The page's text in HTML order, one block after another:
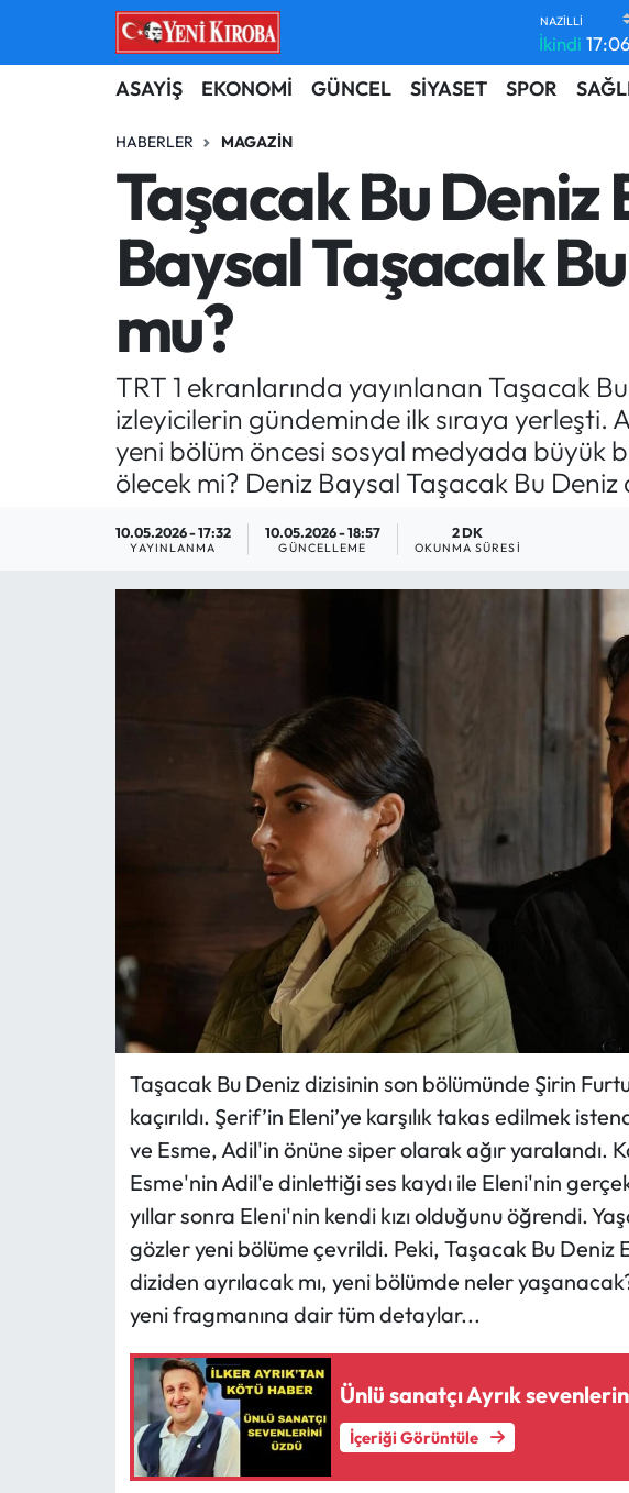
İkindi 17:06
ASAYİŞ EKONOMİ GÜNCEL SİYASET SPOR
HABERLER MAGAZİN
Taşacak Bu Deniz
Baysal Taşacak
mu?
TRT 1 ekranlarında yayınlanan Taşacak
izleyicilerin gündeminde ilk sıraya yerleşti.
yeni bölüm öncesi sosyal medyada büyük
ölecek mi? Deniz Baysal Taşacak Bu
10.05.2026 - 17:32
YAYINLANMA
10.05.2026 - 18:57
GÜNCELLEME
2 DK
OKUNMA SÜRESI
Taşacak Bu Deniz dizisinin son bölümünde Şirin
kaçırıldı. Şerif’in Eleni’ye karşılık takas edilmek
ve Esme, Adil'in önüne siper olarak ağır yaralandı.
Esme'nin Adil'e dinlettiği ses kaydı ile Eleni'nin
yıllar sonra Eleni'nin kendi kızı olduğunu öğrendi.
gözler yeni bölüme çevrildi. Peki, Taşacak Bu Deniz
diziden ayrılacak mı, yeni bölümde neler
yeni fragmanına dair tüm detaylar...
Ünlü sanatçı Ayrık
İçeriği Görüntüle
ASAYİŞ
BİLİM-TEKNOLOJİ
GÜNCEL
GÜNDEM
MAGAZİN
SAĞLIK
HABER İLAN
Aydın Nöbetçi Eczaneler
Aydın Hava Durumu
Aydin Namaz Vakitleri
Aydın Trafik Yoğunluk Haritası
Süper Lig Puan Durumu ve Fikstür
Son Dakika Haberleri
Haber Arşivi